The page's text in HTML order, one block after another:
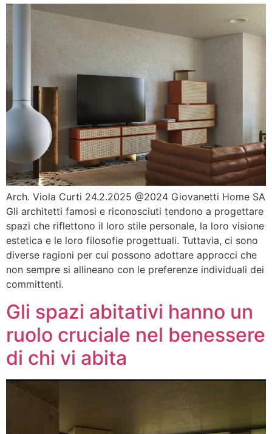
Arch. Viola Curti 24.2.2025 @2024 Giovanetti Home SA
Gli architetti famosi e riconosciuti tendono a progettare
spazi che riflettono il loro stile personale, la loro visione
estetica e le loro filosofie progettuali. Tuttavia, ci sono
diverse ragioni per cui possono adottare approcci che
non sempre si allineano con le preferenze individuali dei
committenti.
Gli spazi abitativi hanno un
ruolo cruciale nel benessere
di chi vi abita